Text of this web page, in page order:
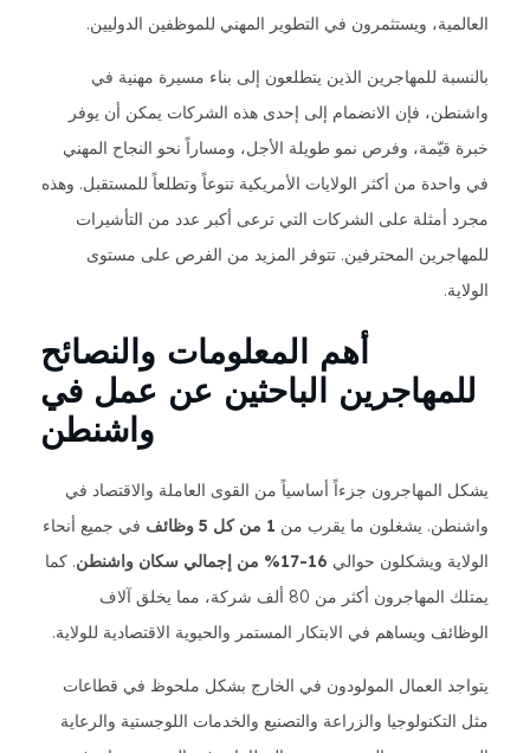
العالمية، ويستثمرون في التطوير المهني للموظفين الدوليين.
بالنسبة للمهاجرين الذين يتطلعون إلى بناء مسيرة مهنية في
واشنطن، فإن الانضمام إلى إحدى هذه الشركات يمكن أن يوفر
خبرة قيّمة، وفرص نمو طويلة الأجل، ومساراً نحو النجاح المهني
في واحدة من أكثر الولايات الأمريكية تنوعاً وتطلعاً للمستقبل. وهذه
مجرد أمثلة على الشركات التي ترعى أكبر عدد من التأشيرات
للمهاجرين المحترفين. تتوفر المزيد من الفرص على مستوى
الولاية.
أهم المعلومات والنصائح
للمهاجرين الباحثين عن عمل في
واشنطن
يشكل المهاجرون جزءاً أساسياً من القوى العاملة والاقتصاد في
واشنطن. يشغلون ما يقرب من 1 من كل 5 وظائف
في جميع أنحاء
الولاية ويشكلون حوالي 16-17% من إجمالي سكان واشنطن
. كما
يمتلك المهاجرون أكثر من 80 ألف شركة، مما يخلق آلاف
الوظائف ويساهم في الابتكار المستمر والحيوية الاقتصادية للولاية.
يتواجد العمال المولودون في الخارج بشكل ملحوظ في قطاعات
مثل التكنولوجيا والزراعة والتصنيع والخدمات اللوجستية والرعاية